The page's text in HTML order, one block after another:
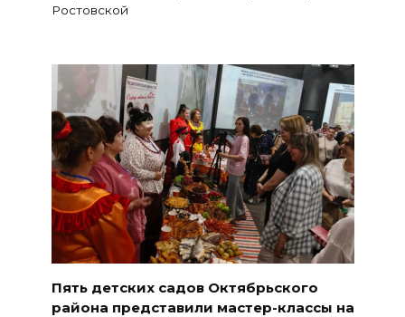
Ростовской
Пять детских садов Октябрьского
района представили мастер-классы на